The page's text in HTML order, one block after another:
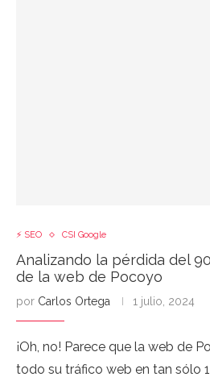
⚡ SEO CSI Google
Analizando la pérdida del
de la web de Pocoyo
por Carlos Ortega 1 julio, 2024
¡Oh, no! Parece que la web de
todo su tráfico web en tan sólo